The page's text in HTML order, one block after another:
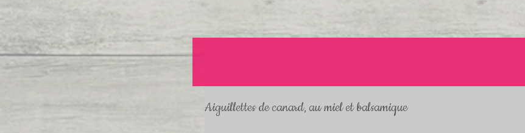
Aiguillettes de canard, au miel et balsamique